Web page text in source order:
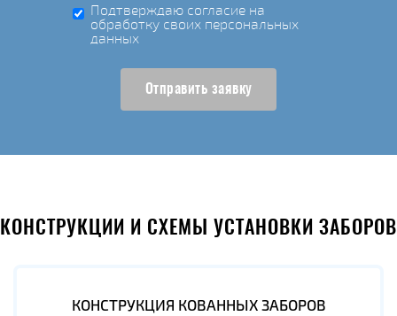
Подтверждаю согласие на
обработку своих персональных
данных
Отправить заявку
КОНСТРУКЦИИ И СХЕМЫ УСТАНОВКИ ЗАБОРОВ
КОНСТРУКЦИЯ КОВАННЫХ ЗАБОРОВ